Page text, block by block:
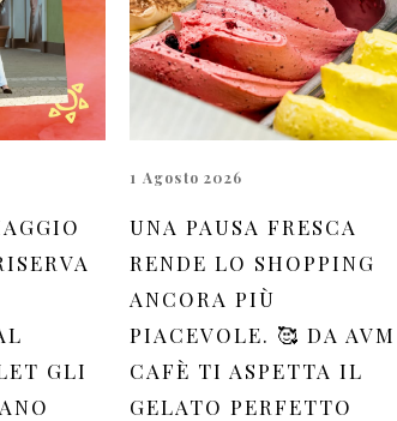
GLI
1 Agosto 2026
UNA PAUSA FRESCA
RENDE LO SHOPPING
ANCORA PIÙ
PIACEVOLE. 🥰 DA AVM
CAFÈ TI ASPETTA IL
GELATO PERFETTO